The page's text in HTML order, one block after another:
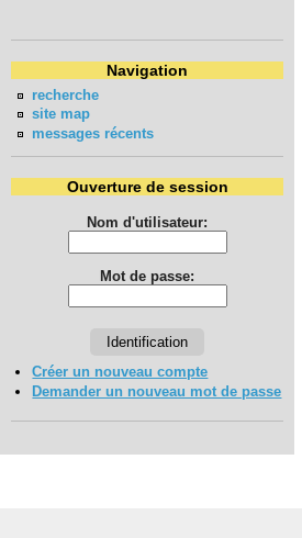
Navigation
recherche
site map
messages récents
Ouverture de session
Nom d'utilisateur:
Mot de passe:
Créer un nouveau compte
Demander un nouveau mot de passe